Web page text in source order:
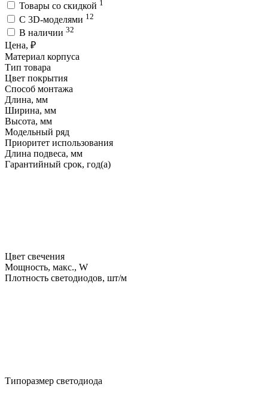
Товары со скидкой 1
C 3D-моделями 12
В наличии 32
Цена, ₽
Материал корпуса
Тип товара
Цвет покрытия
Способ монтажа
Длина, мм
Ширина, мм
Высота, мм
Модельный ряд
Приоритет использования
Длина подвеса, мм
Гарантийный срок, год(а)
Цвет свечения
Мощность, макс., W
Плотность светодиодов, шт/м
Типоразмер светодиода